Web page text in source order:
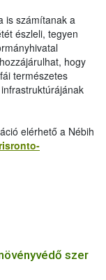
is számítanak a
észleli, tegyen
hogy
természetes
elérhető a Nébih
szer